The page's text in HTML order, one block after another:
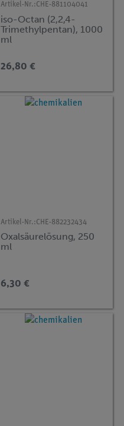
Artikel-Nr.:CHE-881104041
iso-Octan (2,2,4-
Trimethylpentan), 1000
ml
26,80 €
Artikel-Nr.:CHE-882232434
Oxalsäurelösung, 250
ml
6,30 €